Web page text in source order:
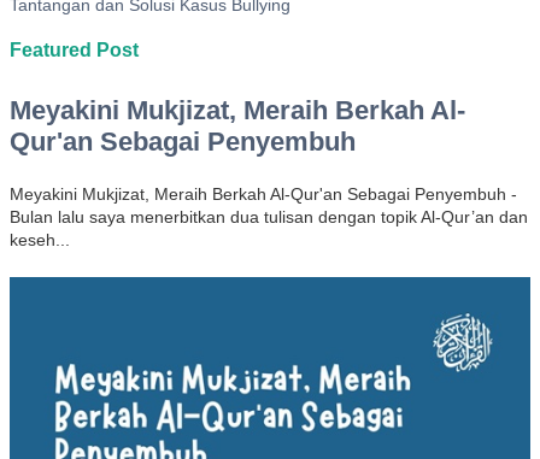
Tantangan dan Solusi Kasus Bullying
Featured Post
Meyakini Mukjizat, Meraih Berkah Al-
Qur'an Sebagai Penyembuh
Meyakini Mukjizat, Meraih Berkah Al-Qur'an Sebagai Penyembuh -
Bulan lalu saya menerbitkan dua tulisan dengan topik Al-Qur’an dan
keseh...